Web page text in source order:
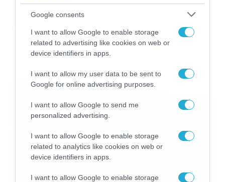
Google consents
I want to allow Google to enable storage
related to advertising like cookies on web or
device identifiers in apps.
I want to allow my user data to be sent to
Google for online advertising purposes.
I want to allow Google to send me
personalized advertising.
I want to allow Google to enable storage
related to analytics like cookies on web or
device identifiers in apps.
I want to allow Google to enable storage
ο Μένιος Φουρθιώτης, σκέψεις να δοθεί έπαθλο
200.000 ευρώ στον νικητή του Survival Secrets. Η
διαρροή για τα πρώτα ονόματα από την ομάδα των
Διασήμων και η πρόταση στον Ψινάκη για την
παρουσίαση του ριάλιτι. Σύμφωνα με όσα ειπώθηκαν
στην εκπομπή του Καναλιού Ε «Φτιάξε καφέ να […]